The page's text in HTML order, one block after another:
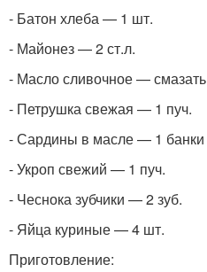
- Батон хлеба — 1 шт.
- Майонез — 2 ст.л.
- Масло сливочное — смазать
- Петрушка свежая — 1 пуч.
- Сардины в масле — 1 банки
- Укроп свежий — 1 пуч.
- Чеснока зубчики — 2 зуб.
- Яйца куриные — 4 шт.
Приготовление: